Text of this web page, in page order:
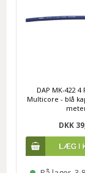
DAP MK-422 4
Multicore - blå
DKK